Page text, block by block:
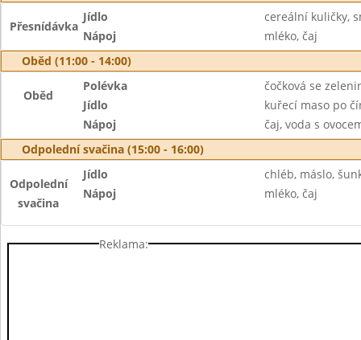
Přesnídávka
Jídlo
cereální kuličky,
Nápoj
mléko, čaj
Oběd (11:00 - 14:00)
Oběd
Polévka
čočková se
Jídlo
kuřecí maso po
Nápoj
čaj, voda s
Odpolední svačina (15:00 - 16:00)
Odpolední
svačina
Jídlo
chléb, máslo,
Nápoj
mléko, čaj
Reklama: